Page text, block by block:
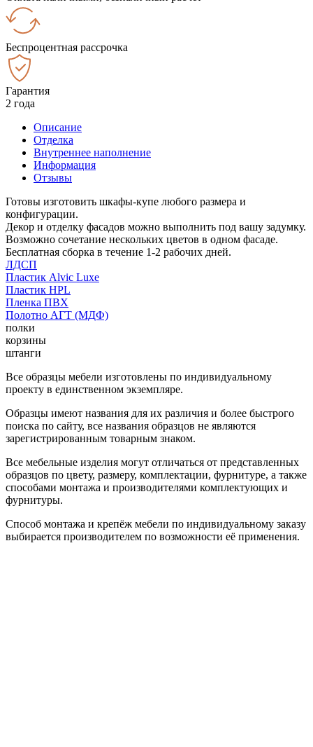
Беспроцентная рассрочка
Гарантия
2 года
Описание
Отделка
Внутреннее наполнение
Информация
Отзывы
Готовы изготовить шкафы-купе любого размера и
конфигурации.
Декор и отделку фасадов можно выполнить под вашу задумку.
Возможно сочетание нескольких цветов в одном фасаде.
Бесплатная сборка в течение 1-2 рабочих дней.
ЛДСП
Пластик Alvic Luxe
Пластик HPL
Пленка ПВХ
Полотно АГТ (МДФ)
полки
корзины
штанги
Все образцы мебели изготовлены по индивидуальному
проекту в единственном экземпляре.
Образцы имеют названия для их различия и более быстрого
поиска по сайту, все названия образцов не являются
зарегистрированным товарным знаком.
Все мебельные изделия могут отличаться от представленных
образцов по цвету, размеру, комплектации, фурнитуре, а также
способами монтажа и производителями комплектующих и
фурнитуры.
Способ монтажа и крепёж мебели по индивидуальному заказу
выбирается производителем по возможности её применения.